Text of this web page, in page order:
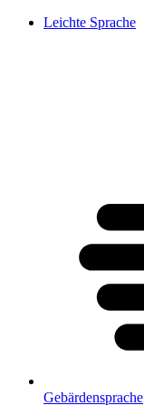
Leichte Sprache
Gebärdensprache